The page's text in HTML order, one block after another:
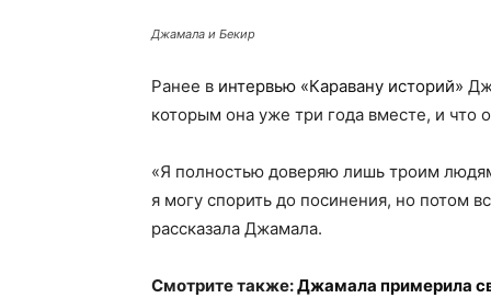
Джамала и Бекир
Ранее в интервью «Каравану историй»
которым она уже три года вместе, и что
«Я полностью доверяю лишь троим
я могу спорить до посинения, но потом
рассказала Джамала.
Смотрите также:Джамала примерила